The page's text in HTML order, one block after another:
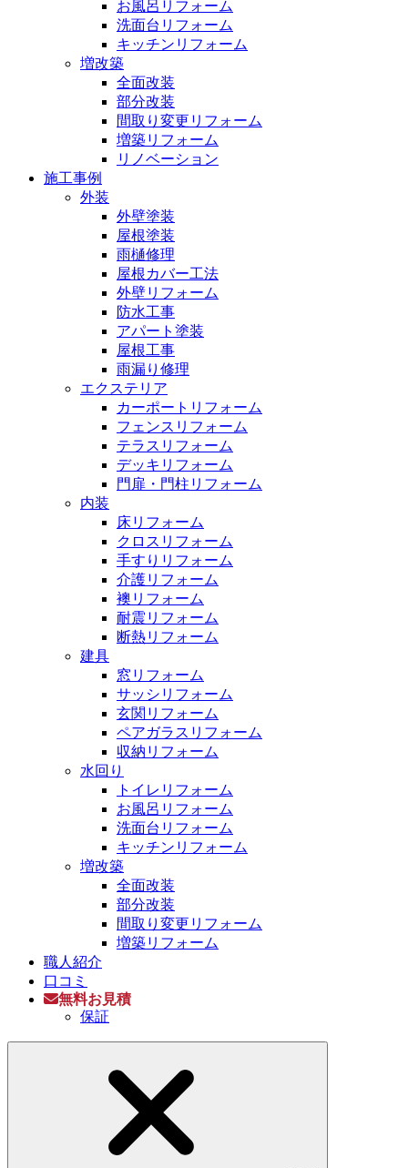
お風呂リフォーム
洗面台リフォーム
キッチンリフォーム
増改築
全面改装
部分改装
間取り変更リフォーム
増築リフォーム
リノベーション
施工事例
外装
外壁塗装
屋根塗装
雨樋修理
屋根カバー工法
外壁リフォーム
防水工事
アパート塗装
屋根工事
雨漏り修理
エクステリア
カーポートリフォーム
フェンスリフォーム
テラスリフォーム
デッキリフォーム
門扉・門柱リフォーム
内装
床リフォーム
クロスリフォーム
手すりリフォーム
介護リフォーム
襖リフォーム
耐震リフォーム
断熱リフォーム
建具
窓リフォーム
サッシリフォーム
玄関リフォーム
ペアガラスリフォーム
収納リフォーム
水回り
トイレリフォーム
お風呂リフォーム
洗面台リフォーム
キッチンリフォーム
増改築
全面改装
部分改装
間取り変更リフォーム
増築リフォーム
職人紹介
口コミ
無料お見積
保証